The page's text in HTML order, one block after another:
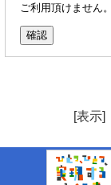
ご利用頂けません。
[表示]